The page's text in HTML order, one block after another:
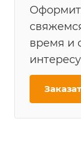
время и